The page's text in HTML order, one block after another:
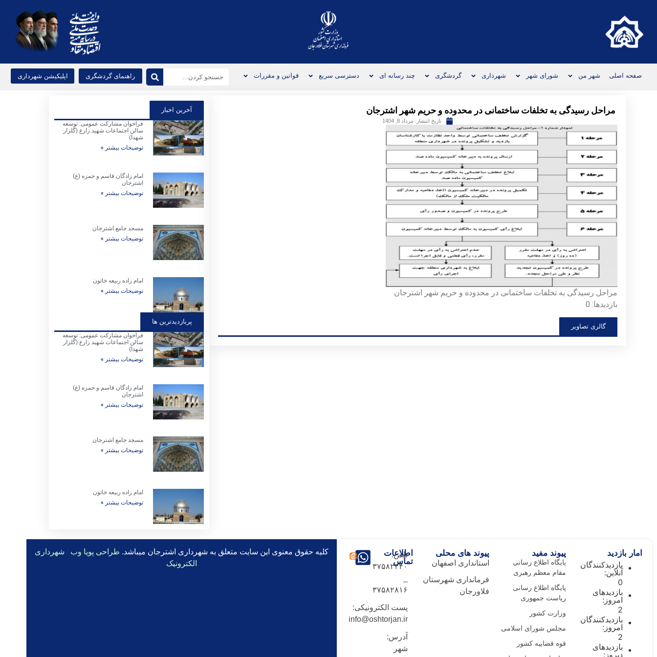
صفحه اصلی شهر من شورای شهر شهرداری گردشگری چند رسانه ای دسترسی سریع قوانین و مقررات راهنمای گردشگری اپلیکیشن شهرداری
مراحل رسیدگی به تخلفات ساختمانی در محدوده و حریم شهر اشترجان
تاریخ انتشار: مرداد 8, 1404
مراحل رسیدگی به تخلفات ساختمانی در محدوده و حریم شهر اشترجان
بازدیدها: 0
گالری تصاویر
آخرین اخبار
فراخوان مشارکت عمومی: توسعه
سالن اجتماعات شهید زارع (گلزار
شهدا)
توضیحات بیشتر »
امام زادگان قاسم و حمزه (ع)
اشترجان
توضیحات بیشتر »
مسجد جامع اشترجان
توضیحات بیشتر »
امام زاده ربیعه خاتون
توضیحات بیشتر »
پربازدیدترین ها
فراخوان مشارکت عمومی: توسعه
سالن اجتماعات شهید زارع (گلزار
شهدا)
توضیحات بیشتر »
امام زادگان قاسم و حمزه (ع)
اشترجان
توضیحات بیشتر »
مسجد جامع اشترجان
توضیحات بیشتر »
امام زاده ربیعه خاتون
توضیحات بیشتر »
امار بازدید
بازدیدکنندگان
آنلاین:
0
بازدیدهای
امروز:
2
بازدیدکنندگان
امروز:
2
بازدیدهای
دیروز:
پیوند مفید
پایگاه اطلاع رسانی
مقام معظم رهبری
پایگاه اطلاع رسانی
ریاست جمهوری
وزارت کشور
مجلس شورای اسلامی
قوه قضاییه کشور
پیوند های محلی
استانداری اصفهان
فرمانداری شهرستان
فلاورجان
اطلاعات
تماس
تلفن:
۳۷۵۸۲۴۴۰
۳۷۵۸۲۸۱۶
پست الکترونیکی:
info@oshtorjan.ir
آدرس:
شهر
کلیه حقوق معنوی این سایت متعلق به شهرداری اشترجان میباشد. طراحی پویا وب
شهرداری
الکترونیک